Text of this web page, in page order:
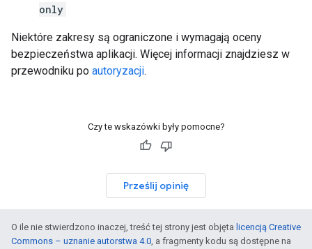
only
Niektóre zakresy są ograniczone i wymagają oceny
bezpieczeństwa aplikacji. Więcej informacji znajdziesz w
przewodniku po autoryzacji.
Czy te wskazówki były pomocne?
Prześlij opinię
O ile nie stwierdzono inaczej, treść tej strony jest objęta licencją Creative
Commons – uznanie autorstwa 4.0, a fragmenty kodu są dostępne na